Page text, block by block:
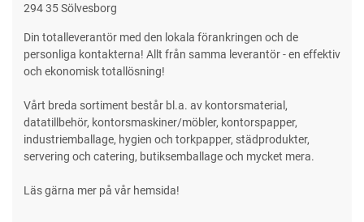
294 35 Sölvesborg
Din totalleverantör med den lokala förankringen och de
personliga kontakterna! Allt från samma leverantör - en effektiv
och ekonomisk totallösning!
Vårt breda sortiment består bl.a. av kontorsmaterial,
datatillbehör, kontorsmaskiner/möbler, kontorspapper,
industriemballage, hygien och torkpapper, städprodukter,
servering och catering, butiksemballage och mycket mera.
Läs gärna mer på vår hemsida!